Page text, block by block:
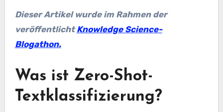
Dieser Artikel wurde im Rahmen der
veröffentlichtKnowledge Science-
Blogathon.
Was ist Zero-Shot-
Textklassifizierung?